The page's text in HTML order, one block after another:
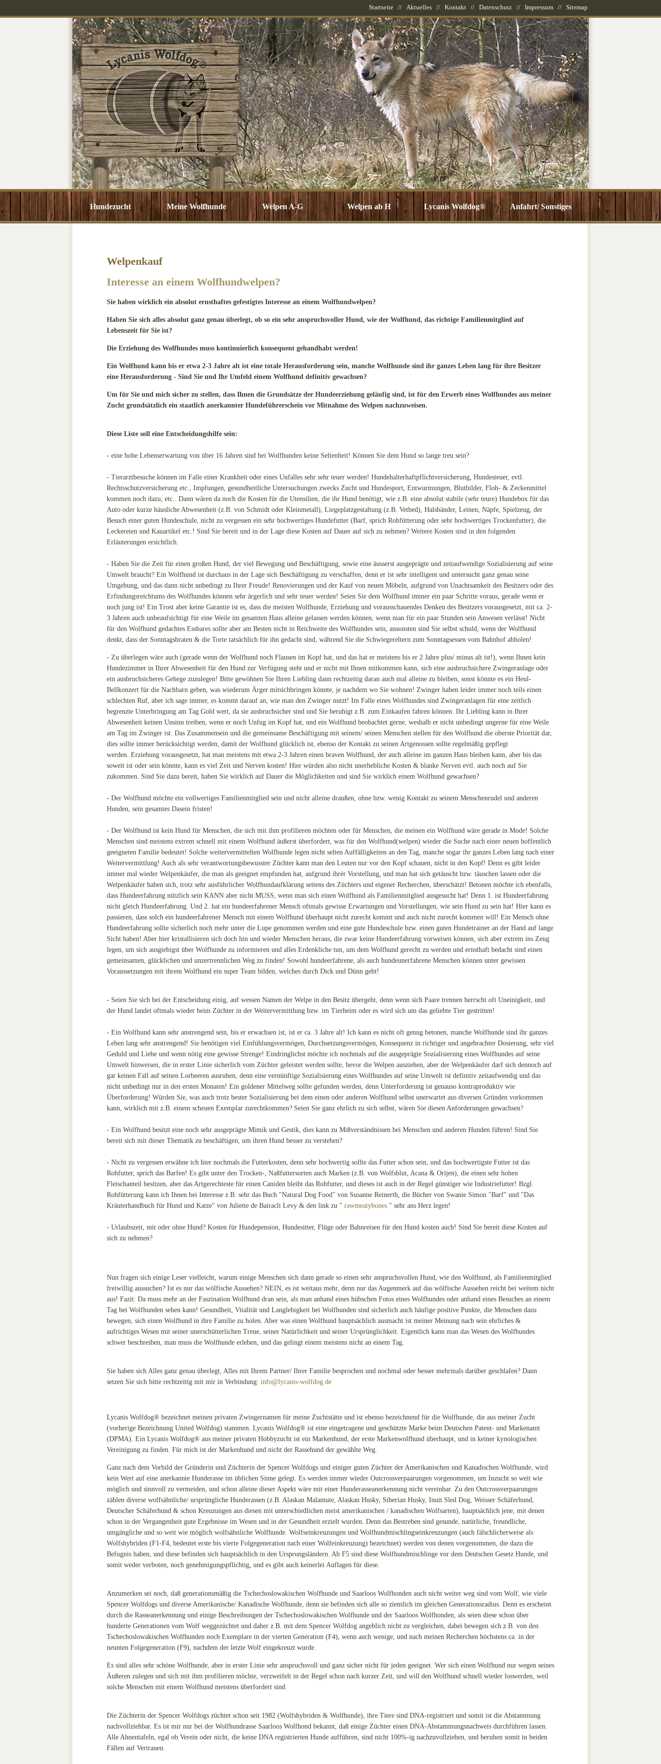
Startseite // Aktuelles // Kontakt // Datenschutz // Impressum // Sitemap
Hundezucht Meine Wolfhunde Welpen A-G Welpen ab H Lycanis Wolfdog® Anfahrt/ Sonstiges
Welpenkauf
Interesse an einem Wolfhundwelpen?
Sie haben wirklich ein absolut ernsthaftes gefestigtes Interesse an einem Wolfhundwelpen?
Haben Sie sich alles absolut ganz genau überlegt, ob so ein sehr anspruchsvoller Hund, wie der Wolfhund, das richtige Familienmitglied auf
Lebenszeit für Sie ist?
Die Erziehung des Wolfhundes muss kontinuierlich konsequent gehandhabt werden!
Ein Wolfhund kann bis er etwa 2-3 Jahre alt ist eine totale Herausforderung sein, manche Wolfhunde sind ihr ganzes Leben lang für ihre Besitzer
eine Herausforderung - Sind Sie und Ihr Umfeld einem Wolfhund definitiv gewachsen?
Um für Sie und mich sicher zu stellen, dass Ihnen die Grundsätze der Hundeerziehung geläufig sind, ist für den Erwerb eines Wolfhundes aus meiner
Zucht grundsätzlich ein staatlich anerkannter Hundeführerschein vor Mitnahme des Welpen nachzuweisen.
Diese Liste soll eine Entscheidungshilfe sein:
- eine hohe Lebenserwartung von über 16 Jahren sind bei Wolfhunden keine Seltenheit! Können Sie dem Hund so lange treu sein?
- Tierarztbesuche können im Falle einer Krankheit oder eines Unfalles sehr sehr teuer werden! Hundehalterhaftpflichtversicherung, Hundesteuer, evtl.
Rechtsschutzversicherung etc., Impfungen, gesundheitliche Untersuchungen zwecks Zucht und Hundesport, Entwurmungen, Blutbilder, Floh- & Zeckenmittel
kommen noch dazu, etc.. Dann wären da noch die Kosten für die Utensilien, die ihr Hund benötigt, wie z.B. eine absolut stabile (sehr teure) Hundebox für das
Auto oder kurze häusliche Abwesenheit (z.B. von Schmidt oder Kleinmetall), Liegeplatzgestaltung (z.B. Vetbed), Halsbänder, Leinen, Näpfe, Spielzeug, der
Besuch einer guten Hundeschule, nicht zu vergessen ein sehr hochwertiges Hundefutter (Barf, sprich Rohfütterung oder sehr hochwertiges Trockenfutter), die
Leckereien und Kauartikel etc.! Sind Sie bereit und in der Lage diese Kosten auf Dauer auf sich zu nehmen? Weitere Kosten sind in den folgenden
Erläuterungen ersichtlich.
- Haben Sie die Zeit für einen großen Hund, der viel Bewegung und Beschäftigung, sowie eine äusserst ausgeprägte und zeitaufwendige Sozialisierung auf seine
Umwelt braucht? Ein Wolfhund ist durchaus in der Lage sich Beschäftigung zu verschaffen, denn er ist sehr intelligent und untersucht ganz genau seine
Umgebung, und das dann nicht unbedingt zu Ihrer Freude! Renovierungen und der Kauf von neuen Möbeln, aufgrund von Unachtsamkeit des Besitzers oder des
Erfindungsreichtums des Wolfhundes können sehr ärgerlich und sehr teuer werden! Seien Sie dem Wolfhund immer ein paar Schritte voraus, gerade wenn er
noch jung ist! Ein Trost aber keine Garantie ist es, dass die meisten Wolfhunde, Erziehung und vorausschauendes Denken des Besitzers vorausgesetzt, mit ca. 2-
3 Jahren auch unbeaufsichtigt für eine Weile im gesamten Haus alleine gelassen werden können, wenn man für ein paar Stunden sein Anwesen verlässt! Nicht
für den Wolfhund gedachtes Essbares sollte aber am Besten nicht in Reichweite des Wolfhundes sein, ansonsten sind Sie selbst schuld, wenn der Wolfhund
denkt, dass der Sonntagsbraten & die Torte tatsächlich für ihn gedacht sind, während Sie die Schwiegereltern zum Sonntagsessen vom Bahnhof abholen!
- Zu überlegen wäre auch (gerade wenn der Wolfhund noch Flausen im Kopf hat, und das hat er meistens bis er 2 Jahre plus/ minus alt ist!), wenn Ihnen kein
Hundezimmer in Ihrer Abwesenheit für den Hund zur Verfügung steht und er nicht mit Ihnen mitkommen kann, sich eine ausbruchsichere Zwingeranlage oder
ein ausbruchsicheres Gehege zuzulegen! Bitte gewöhnen Sie Ihren Liebling dann rechtzeitig daran auch mal alleine zu bleiben, sonst könnte es ein Heul-
Bellkonzert für die Nachbarn geben, was wiederum Ärger mitsichbringen könnte, je nachdem wo Sie wohnen! Zwinger haben leider immer noch teils einen
schlechten Ruf, aber ich sage immer, es kommt darauf an, wie man den Zwinger nutzt! Im Falle eines Wolfhundes sind Zwingeranlagen für eine zeitlich
begrenzte Unterbringung am Tag Gold wert, da sie ausbruchsicher sind und Sie beruhigt z.B. zum Einkaufen fahren können. Ihr Liebling kann in Ihrer
Abwesenheit keinen Unsinn treiben, wenn er noch Unfug im Kopf hat, und ein Wolfhund beobachtet gerne, weshalb er nicht unbedingt ungerne für eine Weile
am Tag im Zwinger ist. Das Zusammensein und die gemeinsame Beschäftigung mit seinem/ seinen Menschen stellen für den Wolfhund die oberste Priorität dar,
dies sollte immer berücksichtigt werden, damit der Wolfhund glücklich ist, ebenso der Kontakt zu seinen Artgenossen sollte regelmäßig gepflegt
werden. Erziehung vorausgesetzt, hat man meistens mit etwa 2-3 Jahren einen braven Wolfhund, der auch alleine im ganzen Haus bleiben kann, aber bis das
soweit ist oder sein könnte, kann es viel Zeit und Nerven kosten! Hier würden also nicht unerhebliche Kosten & blanke Nerven evtl. auch noch auf Sie
zukommen. Sind Sie dazu bereit, haben Sie wirklich auf Dauer die Möglichkeiten und sind Sie wirklich einem Wolfhund gewachsen?
- Der Wolfhund möchte ein vollwertiges Familienmitglied sein und nicht alleine draußen, ohne bzw. wenig Kontakt zu seinem Menschenrudel und anderen
Hunden, sein gesamtes Dasein fristen!
- Der Wolfhund ist kein Hund für Menschen, die sich mit ihm profilieren möchten oder für Menschen, die meinen ein Wolfhund wäre gerade in Mode! Solche
Menschen sind meistens extrem schnell mit einem Wolfhund äußerst überfordert, was für den Wolfhund(welpen) wieder die Suche nach einer neuen hoffentlich
geeigneten Familie bedeutet! Solche weitervermittelten Wolfhunde legen nicht selten Auffälligkeiten an den Tag, manche sogar ihr ganzes Leben lang nach einer
Weitervermittlung! Auch als sehr verantwortungsbewusster Züchter kann man den Leuten nur vor den Kopf schauen, nicht in den Kopf! Denn es gibt leider
immer mal wieder Welpenkäufer, die man als geeignet empfunden hat, aufgrund ihrér Vorstellung, und man hat sich getäuscht bzw. täuschen lassen oder die
Welpenkäufer haben sich, trotz sehr ausführlicher Wolfhundaufklärung seitens des Züchters und eigener Recherchen, überschätzt! Betonen möchte ich ebenfalls,
dass Hundeerfahrung nützlich sein KANN aber nicht MUSS, wenn man sich einen Wolfhund als Familienmitglied ausgesucht hat! Denn 1. ist Hundeerfahrung
nicht gleich Hundeerfahrung. Und 2. hat ein hundeerfahrener Mensch oftmals gewisse Erwartungen und Vorstellungen, wie sein Hund zu sein hat! Hier kann es
passieren, dass solch ein hundeerfahrener Mensch mit einem Wolfhund überhaupt nicht zurecht kommt und auch nicht zurecht kommen will! Ein Mensch ohne
Hundeerfahrung sollte sicherlich noch mehr unter die Lupe genommen werden und eine gute Hundeschule bzw. einen guten Hundetrainer an der Hand auf lange
Sicht haben! Aber hier kristallisieren sich doch hin und wieder Menschen heraus, die zwar keine Hundeerfahrung vorweisen können, sich aber extrem ins Zeug
legen, um sich ausgiebigst über Wolfhunde zu informieren und alles Erdenkliche tun, um dem Wolfhund gerecht zu werden und ernsthaft bedacht sind einen
gemeinsamen, glücklichen und unzertrennlichen Weg zu finden! Sowohl hundeerfahrene, als auch hundeunerfahrene Menschen können unter gewissen
Voraussetzungen mit ihrem Wolfhund ein super Team bilden, welches durch Dick und Dünn geht!
- Seien Sie sich bei der Entscheidung einig, auf wessen Namen der Welpe in den Besitz übergeht, denn wenn sich Paare trennen herrscht oft Uneinigkeit, und
der Hund landet oftmals wieder beim Züchter in der Weitervermittlung bzw. im Tierheim oder es wird sich um das geliebte Tier gestritten!
- Ein Wolfhund kann sehr anstrengend sein, bis er erwachsen ist, ist er ca. 3 Jahre alt! Ich kann es nicht oft genug betonen, manche Wolfhunde sind ihr ganzes
Leben lang sehr anstrengend! Sie benötigen viel Einfühlungsvermögen, Durchsetzungsvermögen, Konsequenz in richtiger und angebrachter Dosierung, sehr viel
Geduld und Liebe und wenn nötig eine gewisse Strenge! Eindringlichst möchte ich nochmals auf die ausgeprägte Sozialisierung eines Wolfhundes auf seine
Umwelt hinweisen, die in erster Linie sicherlich vom Züchter geleistet werden sollte, bevor die Welpen ausziehen, aber der Welpenkäufer darf sich dennoch auf
gar keinen Fall auf seinen Lorbeeren ausruhen, denn eine vernünftige Sozialisierung eines Wolfhundes auf seine Umwelt ist definitiv zeitaufwendig und das
nicht unbedingt nur in den ersten Monaten! Ein goldener Mittelweg sollte gefunden werden, denn Unterforderung ist genauso kontraproduktiv wie
Überforderung! Würden Sie, was auch trotz bester Sozialisierung bei dem einen oder anderen Wolfhund selbst unerwartet aus diversen Gründen vorkommen
kann, wirklich mit z.B. einem scheuen Exemplar zurechtkommen? Seien Sie ganz ehrlich zu sich selbst, wären Sie diesen Anforderungen gewachsen?
- Ein Wolfhund besitzt eine noch sehr ausgeprägte Mimik und Gestik, dies kann zu Mißverständnissen bei Menschen und anderen Hunden führen! Sind Sie
bereit sich mit dieser Thematik zu beschäftigen, um ihren Hund besser zu verstehen?
- Nicht zu vergessen erwähne ich hier nochmals die Futterkosten, denn sehr hochwertig sollte das Futter schon sein, und das hochwertigste Futter ist das
Rohfutter, sprich das Barfen! Es gibt unter den Trocken-, Naßfuttersorten auch Marken (z.B. von Wolfsblut, Acana & Orijen), die einen sehr hohen
Fleischanteil besitzen, aber das Artgerechteste für einen Caniden bleibt das Rohfutter, und dieses ist auch in der Regel günstiger wie Industriefutter! Bzgl.
Rohfütterung kann ich Ihnen bei Interesse z.B. sehr das Buch "Natural Dog Food" von Susanne Reinerth, die Bücher von Swanie Simon "Barf" und "Das
Kräuterhandbuch für Hund und Katze" von Juliette de Bairacli Levy & den link zu " rawmeatybones " sehr ans Herz legen!
- Urlaubszeit, mit oder ohne Hund? Kosten für Hundepension, Hundesitter, Flüge oder Bahnreisen für den Hund kosten auch! Sind Sie bereit diese Kosten auf
sich zu nehmen?
Nun fragen sich einige Leser vielleicht, warum einige Menschen sich dann gerade so einen sehr anspruchsvollen Hund, wie den Wolfhund, als Familienmitglied
freiwillig aussuchen? Ist es nur das wölfische Aussehen? NEIN, es ist weitaus mehr, denn nur das Augenmerk auf das wölfische Aussehen reicht bei weitem nicht
aus! Fazit: Da muss mehr an der Faszination Wolfhund dran sein, als man anhand eines hübschen Fotos eines Wolfhundes oder anhand eines Besuches an einem
Tag bei Wolfhunden sehen kann! Gesundheit, Vitalität und Langlebigkeit bei Wolfhunden sind sicherlich auch häufige positive Punkte, die Menschen dazu
bewegen, sich einen Wolfhund in ihre Familie zu holen. Aber was einen Wolfhund hauptsächlich ausmacht ist meiner Meinung nach sein ehrliches &
aufrichtiges Wesen mit seiner unerschütterlichen Treue, seiner Natürlichkeit und seiner Ursprünglichkeit. Eigentlich kann man das Wesen des Wolfhundes
schwer beschreiben, man muss die Wolfhunde erleben, und das gelingt einem meistens nicht an einem Tag.
Sie haben sich Alles ganz genau überlegt, Alles mit Ihrem Partner/ Ihrer Familie besprochen und nochmal oder besser mehrmals darüber geschlafen? Dann
setzen Sie sich bitte rechtzeitig mit mir in Verbindung: info@lycanis-wolfdog.de
Lycanis Wolfdog® bezeichnet meinen privaten Zwingernamen für meine Zuchtstätte und ist ebenso bezeichnend für die Wolfhunde, die aus meiner Zucht
(vorherige Bezeichnung United Wolfdog) stammen. Lycanis Wolfdog® ist eine eingetragene und geschützte Marke beim Deutschen Patent- und Markenamt
(DPMA). Ein Lycanis Wolfdog® aus meiner privaten Hobbyzucht ist ein Markenhund, der erste Markenwolfhund überhaupt, und in keiner kynologischen
Vereinigung zu finden. Für mich ist der Markenhund und nicht der Rassehund der gewählte Weg.
Ganz nach dem Vorbild der Gründerin und Züchterin der Spencer Wolfdogs und einiger guten Züchter der Amerikanischen und Kanadischen Wolfhunde, wird
kein Wert auf eine anerkannte Hunderasse im üblichen Sinne gelegt. Es werden immer wieder Outcrossverpaarungen vorgenommen, um Inzucht so weit wie
möglich und sinnvoll zu vermeiden, und schon alleine dieser Aspekt wäre mit einer Hunderasseanerkennung nicht vereinbar. Zu den Outcrossverpaarungen
zählen diverse wolfsähnliche/ ursprüngliche Hunderassen (z.B. Alaskan Malamute, Alaskan Husky, Siberian Husky, Inuit Sled Dog, Weisser Schäferhund,
Deutscher Schäferhund & schon Kreuzungen aus diesen mit unterschiedlichen meist amerikanischen / kanadischen Wolfsarten), hauptsächlich jene, mit denen
schon in der Vergangenheit gute Ergebnisse im Wesen und in der Gesundheit erzielt wurden. Denn das Bestreben sind gesunde, natürliche, freundliche,
umgängliche und so weit wie möglich wolfsähnliche Wolfhunde. Wolfseinkreuzungen und Wolfhundmischlingseinkreuzungen (auch fälschlicherweise als
Wolfshybriden (F1-F4, bedeutet erste bis vierte Folgegeneration nach einer Wolfeinkreuzung) bezeichnet) werden von denen vorgenommen, die dazu die
Befugnis haben, und diese befinden sich hauptsächlich in den Ursprungsländern. Ab F5 sind diese Wolfhundmischlinge vor dem Deutschen Gesetz Hunde, und
somit weder verboten, noch genehmigungspflichtig, und es gibt auch keinerlei Auflagen für diese.
Anzumerken sei noch, daß generationsmäßig die Tschechoslowakischen Wolfhunde und Saarloos Wolfhonden auch nicht weiter weg sind vom Wolf, wie viele
Spencer Wolfdogs und diverse Amerikanische/ Kanadische Wolfhunde, denn sie befinden sich alle so ziemlich im gleichen Generationsradius. Denn es erscheint
durch die Rasseanerkennung und einige Beschreibungen der Tschechoslowakischen Wolfhunde und der Saarloos Wolfhonden, als seien diese schon über
hunderte Generationen vom Wolf weggezüchtet und daher z.B. mit dem Spencer Wolfdog angeblich nicht zu vergleichen, dabei bewegen sich z.B. von den
Tschechoslowakischen Wolfhunden noch Exemplare in der vierten Generation (F4), wenn auch wenige, und nach meinen Recherchen höchstens ca. in der
neunten Folgegeneration (F9), nachdem der letzte Wolf eingekreuzt wurde.
Es sind alles sehr schöne Wolfhunde, aber in erster Linie sehr anspruchsvoll und ganz sicher nicht für jeden geeignet. Wer sich einen Wolfhund nur wegen seines
Äußeren zulegen und sich mit ihm profilieren möchte, verzweifelt in der Regel schon nach kurzer Zeit, und will den Wolfhund schnell wieder loswerden, weil
solche Menschen mit einem Wolfhund meistens überfordert sind.
Die Züchterin der Spencer Wolfdogs züchtet schon seit 1982 (Wolfshybriden & Wolfhunde), ihre Tiere sind DNA-registriert und somit ist die Abstammung
nachvollziehbar. Es ist mir nur bei der Wolfhundrasse Saarloos Wolfhond bekannt, daß einige Züchter einen DNA-Abstammungsnachweis durchführen lassen.
Alle Ahnentafeln, egal ob Verein oder nicht, die keine DNA registrierten Hunde aufführen, sind nicht 100%-ig nachzuvollziehen, und beruhen somit in beiden
Fällen auf Vertrauen.